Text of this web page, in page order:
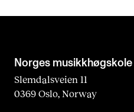
Norges musikk­høgskole
Slemdalsveien 11
0369 Oslo, Norway